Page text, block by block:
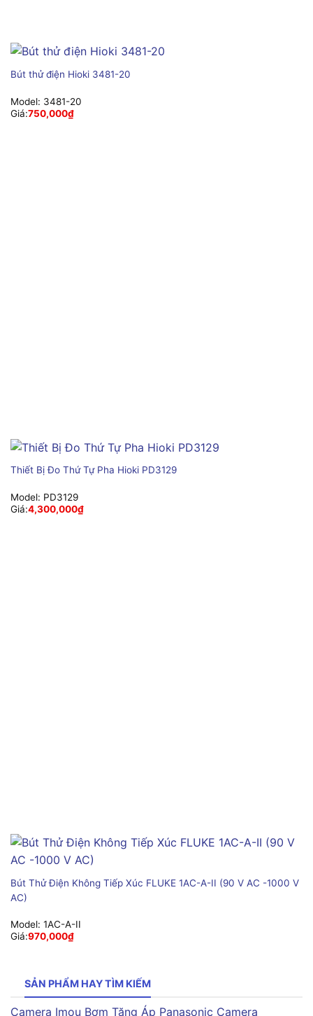
Bút thử điện Hioki 3481-20
Model: 3481-20
Giá:750,000₫
Thiết Bị Đo Thứ Tự Pha Hioki PD3129
Model: PD3129
Giá:4,300,000₫
Bút Thử Điện Không Tiếp Xúc FLUKE 1AC-A-II (90 V AC -1000 V
AC)
Model: 1AC-A-II
Giá:970,000₫
SẢN PHẨM HAY TÌM KIẾM
Camera Imou Bơm Tăng Áp Panasonic Camera